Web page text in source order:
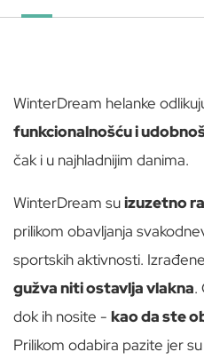
WinterDream helanke
funkcionalnošću i
čak i u najhladnijim danima.
WinterDream suizuzetno
prilikom obavljanja
sportskih aktivnosti.
gužva niti ostavlja vlakna.
dok ih nosite - kao da ste
Prilikom odabira pazite jer